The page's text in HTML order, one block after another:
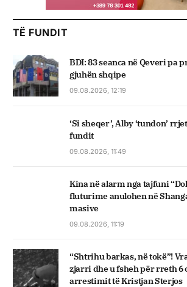
TË FUNDIT
BDI: 83 seanca në Qeveri pa
gjuhën shqipe
09.08.2026, 12:19
‘Si sheqer’, Alby ‘tundon’
fundit
09.08.2026, 11:49
Kina në alarm nga tajfuni
fluturime anulohen në
masive
09.08.2026, 11:19
“Shtrihu barkas, në tokë”!
zjarri dhe u fsheh për rreth 6
arrestimit të Kristjan Sterjos